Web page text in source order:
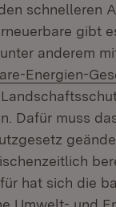
schnelleren
gibt
anderem
Energien-
Dafür muss
hat sich die